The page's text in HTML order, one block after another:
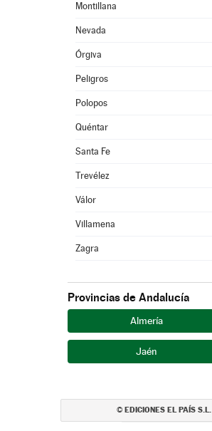
Montillana
Nevada
Órgiva
Peligros
Polopos
Quéntar
Santa Fe
Trevélez
Válor
Villamena
Zagra
Provincias de Andalucía
Almería
Jaén
© EDICIONES EL PAÍS S.L.